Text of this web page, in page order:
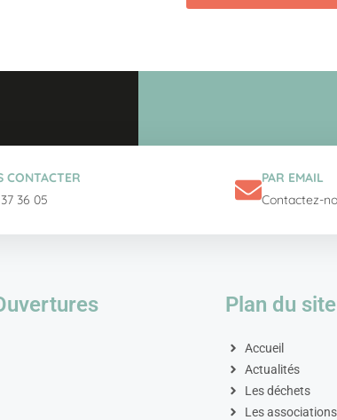
CONTACTER
36 05
PAR EMAIL
Contactez-
Plan du site
Accueil
Actualités
Les déchets
Les associations